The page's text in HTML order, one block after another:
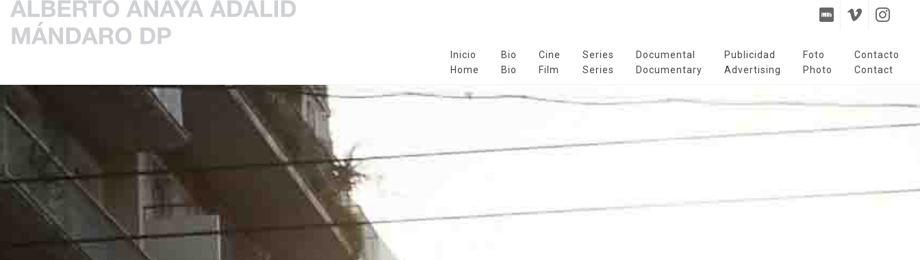
Inicio
Home
Bio
Bio
Cine
Film
Series
Series
Documental
Documentary
Publicidad
Advertising
Foto
Photo
Contacto
Contact